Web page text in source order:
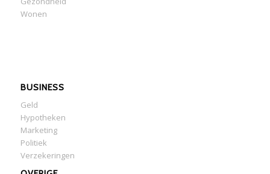
Wonen
BUSINESS
Geld
Hypotheken
Marketing
Politiek
Verzekeringen